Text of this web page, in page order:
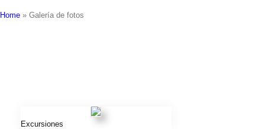
Home » Galería de fotos
Excursiones